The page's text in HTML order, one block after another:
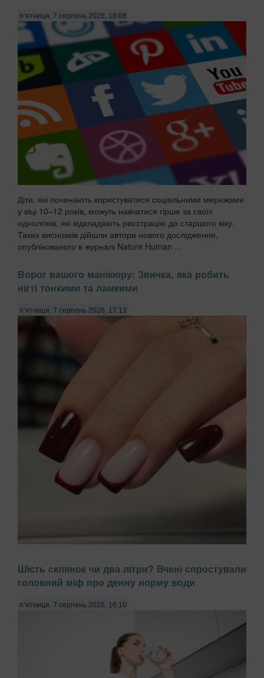
п’ятниця, 7 серпень 2026, 18:08
Діти, які починають користуватися соціальними мережами
у віці 10–12 років, можуть навчатися гірше за своїх
однолітків, які відкладають реєстрацію до старшого віку.
Таких висновків дійшли автори нового дослідження,
опублікованого в журналі Nature Human ...
Ворог вашого манікюру: Звичка, яка робить
нігті тонкими та ламкими
п’ятниця, 7 серпень 2026, 17:13
звинувачуючи в цьому брак вітамінів або погану якість
гель-лаку. Проте причиною часто є побутова хімія,
з використанням агресивних мийних за...
Шість склянок чи два літри? Вчені спростували
головний міф про денну норму води
п’ятниця, 7 серпень 2026, 16:10